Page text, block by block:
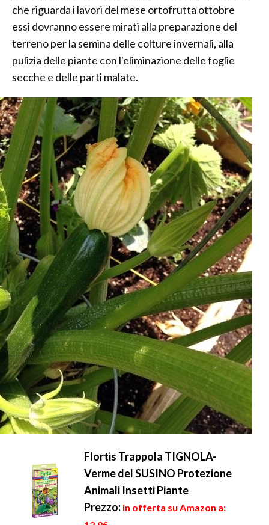
che riguarda i lavori del mese ortofrutta ottobre
essi dovranno essere mirati alla preparazione del
terreno per la semina delle colture invernali, alla
pulizia delle piante con l'eliminazione delle foglie
secche e delle parti malate.
Flortis Trappola TIGNOLA-
Verme del SUSINO Protezione
Animali Insetti Piante
Prezzo: in offerta su Amazon a: